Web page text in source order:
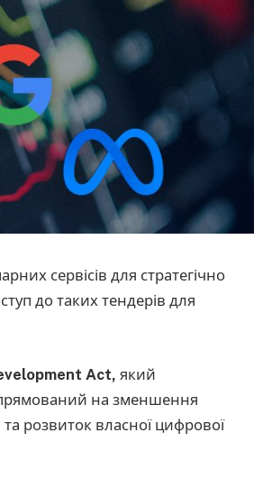
сервісів для стратегічно
до таких тендерів для
Act, який
на зменшення
розвиток власної цифрової